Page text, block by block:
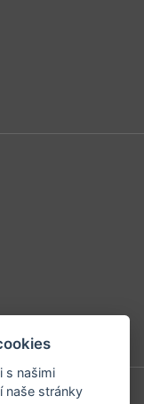
s našimi
naše stránky